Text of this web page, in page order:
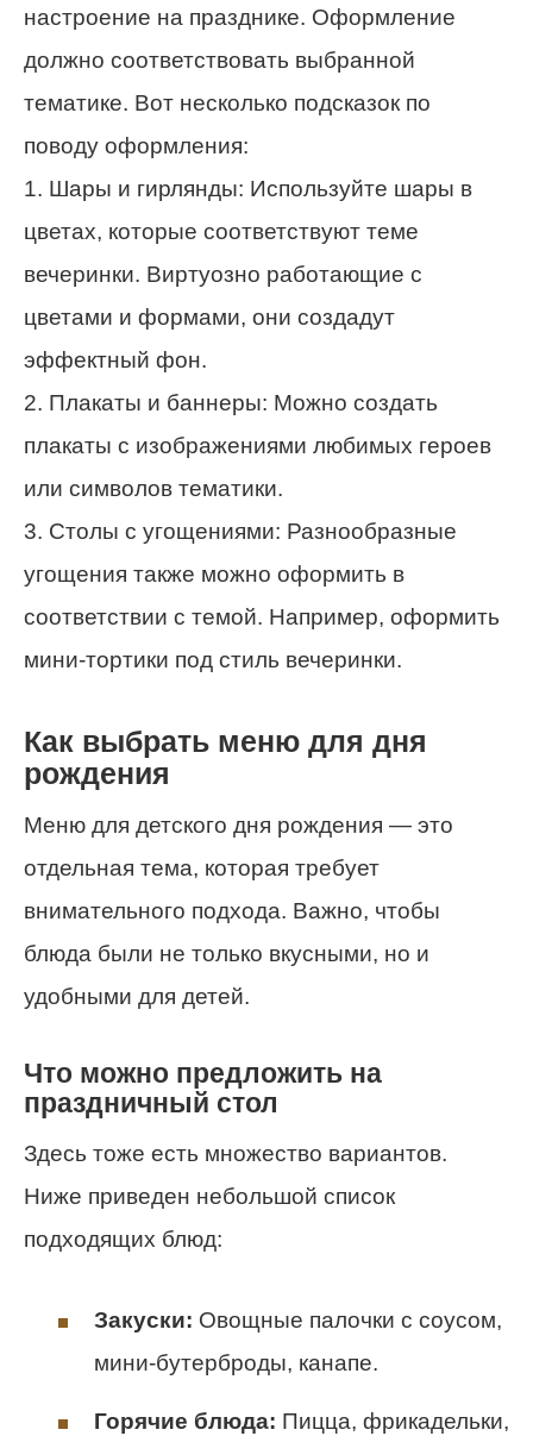
настроение на празднике. Оформление
должно соответствовать выбранной
тематике. Вот несколько подсказок по
поводу оформления:
1. Шары и гирлянды: Используйте шары в
цветах, которые соответствуют теме
вечеринки. Виртуозно работающие с
цветами и формами, они создадут
эффектный фон.
2. Плакаты и баннеры: Можно создать
плакаты с изображениями любимых героев
или символов тематики.
3. Столы с угощениями: Разнообразные
угощения также можно оформить в
соответствии с темой. Например, оформить
мини-тортики под стиль вечеринки.
Как выбрать меню для дня
рождения
Меню для детского дня рождения — это
отдельная тема, которая требует
внимательного подхода. Важно, чтобы
блюда были не только вкусными, но и
удобными для детей.
Что можно предложить на
праздничный стол
Здесь тоже есть множество вариантов.
Ниже приведен небольшой список
подходящих блюд:
Закуски: Овощные палочки с соусом,
мини-бутерброды, канапе.
Горячие блюда: Пицца, фрикадельки,